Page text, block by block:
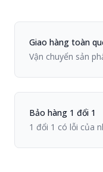
Chính sách Viiva
Giao hàng toàn
Vận chuyển sản
Bảo hàng 1 đổi 1
1 đổi 1 có lỗi của